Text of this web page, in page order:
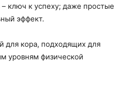
ключ к успеху; даже простые
эффект.
для кора, подходящих для
уровням физической